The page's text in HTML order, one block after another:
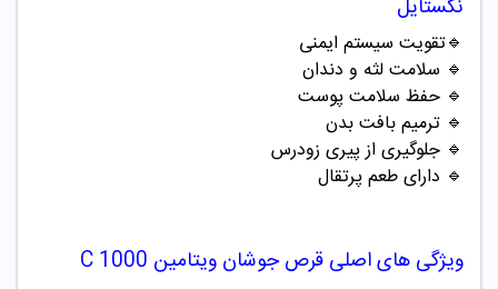
نکستایل
🔹تقویت سیستم ایمنی
🔹 سلامت لثه و دندان
🔹 حفظ سلامت پوست
🔹 ترمیم بافت بدن
🔹 جلوگیری از پیری زودرس
🔹 دارای طعم پرتقال
ویژگی های اصلی قرص جوشان ویتامین C 1000